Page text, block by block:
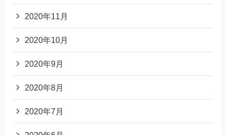
2020年11月
2020年10月
2020年9月
2020年8月
2020年7月